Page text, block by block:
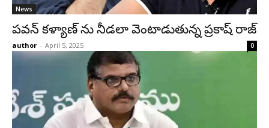
News
పవన్ కళ్యాణ్ ను నీడలా వెంటాడుతున్న ప్రకాష్ రాజ్
author - April 5, 2025 0